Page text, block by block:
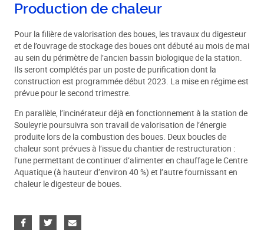
Production de chaleur
Pour la filière de valorisation des boues, les travaux du digesteur
et de l’ouvrage de stockage des boues ont débuté au mois de mai
au sein du périmètre de l’ancien bassin biologique de la station.
Ils seront complétés par un poste de purification dont la
construction est programmée début 2023. La mise en régime est
prévue pour le second trimestre.
En parallèle, l’incinérateur déjà en fonctionnement à la station de
Souleyrie poursuivra son travail de valorisation de l’énergie
produite lors de la combustion des boues. Deux boucles de
chaleur sont prévues à l’issue du chantier de restructuration :
l’une permettant de continuer d’alimenter en chauffage le Centre
Aquatique (à hauteur d’environ 40 %) et l’autre fournissant en
chaleur le digesteur de boues.